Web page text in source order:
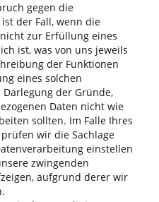
gegen die
der Fall, wenn die
zur Erfüllung eines
ist, was von uns jeweils
der Funktionen
eines solchen
der Gründe,
Daten nicht wie
sollten. Im Falle Ihres
wir die Sachlage
einstellen
zwingenden
aufgrund derer wir